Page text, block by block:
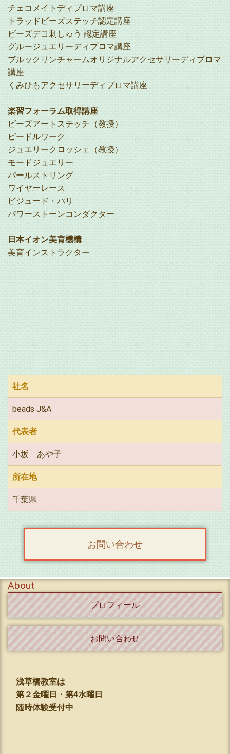
チェコメイトディプロマ講座
トラッドビーズステッチ認定講座
ビーズデコ刺しゅう 認定講座
グルージュエリーディプロマ講座
ブルックリンチャームオリジナルアクセサリーディプロマ
講座
くみひもアクセサリーディプロマ講座
楽習フォーラム取得講座
ビーズアートステッチ（教授）
ビードルワーク
ジュエリークロッシェ（教授）
モードジュエリー
パールストリング
ワイヤーレース
ビジュード・パリ
パワーストーンコンダクター
日本イオン美育機構
美育インストラクター
社名
beads J&A
代表者
小坂 あや子
所在地
千葉県
お問い合わせ
About
プロフィール
お問い合わせ
浅草橋教室は
第２金曜日・第4水曜日
随時体験受付中